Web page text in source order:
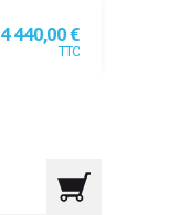
Prix
4 440,00 €
TTC